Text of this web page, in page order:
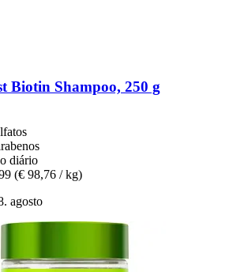
Biotin Shampoo, 250 g
diário
(€ 98,76 / kg)
agosto